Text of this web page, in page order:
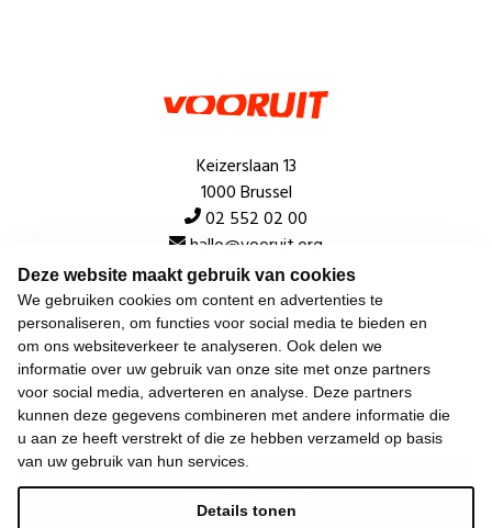
Deze website maakt gebruik van cookies
We gebruiken cookies om content en advertenties te
personaliseren, om functies voor social media te bieden en
om ons websiteverkeer te analyseren. Ook delen we
informatie over uw gebruik van onze site met onze partners
voor social media, adverteren en analyse. Deze partners
kunnen deze gegevens combineren met andere informatie die
u aan ze heeft verstrekt of die ze hebben verzameld op basis
van uw gebruik van hun services.
Details tonen
Keizerslaan 13
1000 Brussel
02 552 02 00
hallo@vooruit.org
Snel
Over de beweging
Algemeen
Laatste nieuws